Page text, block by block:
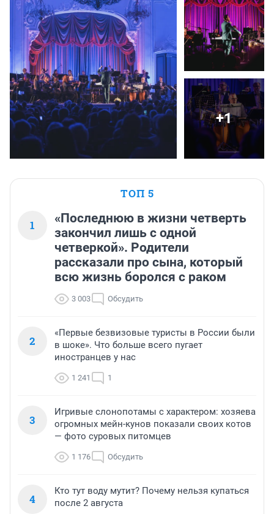
+1
ТОП 5
1
«Последнюю в жизни четверть
закончил лишь с одной
четверкой». Родители
рассказали про сына, который
всю жизнь боролся с раком
3 003 Обсудить
2
«Первые безвизовые туристы в России были
в шоке». Что больше всего пугает
иностранцев у нас
1 241 1
3
Игривые слонопотамы с характером: хозяева
огромных мейн-кунов показали своих котов
— фото суровых питомцев
1 176 Обсудить
4
Кто тут воду мутит? Почему нельзя купаться
после 2 августа